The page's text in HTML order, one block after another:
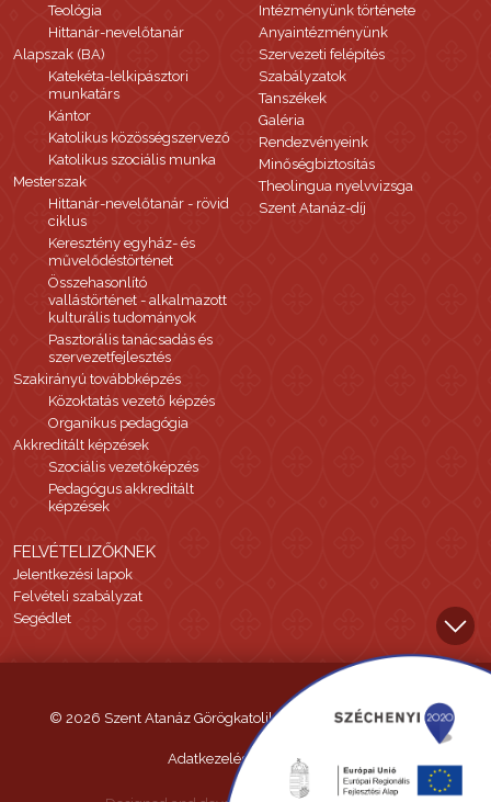
Teológia
Hittanár-nevelőtanár
Alapszak (BA)
Katekéta-lelkipásztori
munkatárs
Kántor
Katolikus közösségszervező
Katolikus szociális munka
Mesterszak
Hittanár-nevelőtanár - rövid
ciklus
Keresztény egyház- és
művelődéstörténet
Összehasonlító
vallástörténet - alkalmazott
kulturális tudományok
Pasztorális tanácsadás és
szervezetfejlesztés
Szakirányú továbbképzés
Közoktatás vezető képzés
Organikus pedagógia
Akkreditált képzések
Szociális vezetőképzés
Pedagógus akkreditált
képzések
Intézményünk története
Anyaintézményünk
Szervezeti felépítés
Szabályzatok
Tanszékek
Galéria
Rendezvényeink
Minőségbiztosítás
Theolingua nyelvvizsga
Szent Atanáz-díj
FELVÉTELIZŐKNEK
Jelentkezési lapok
Felvételi szabályzat
Segédlet
© 2026 Szent Atanáz Görögkatolikus Hittudományi Főiskola
Adatkezelési tájékoztató